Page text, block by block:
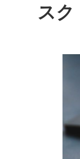
スク